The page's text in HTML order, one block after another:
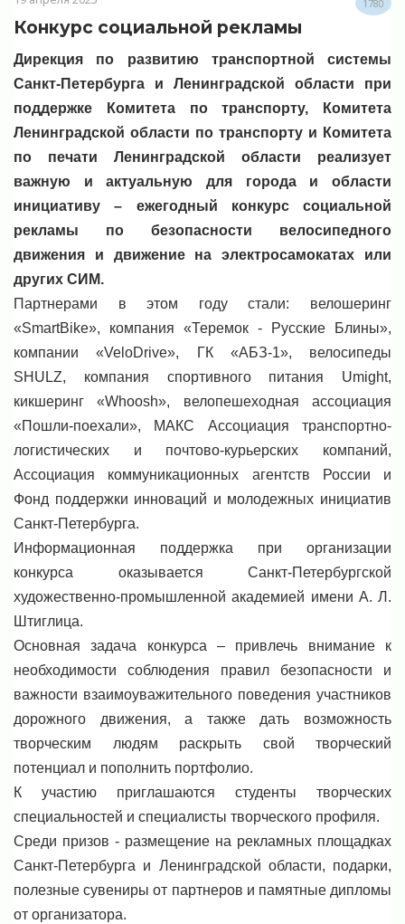
1780
Конкурс социальной рекламы
Дирекция по развитию транспортной системы
Санкт-Петербурга и Ленинградской области при
поддержке Комитета по транспорту, Комитета
Ленинградской области по транспорту и Комитета
по печати Ленинградской области реализует
важную и актуальную для города и области
инициативу – ежегодный конкурс социальной
рекламы по безопасности велосипедного
движения и движение на электросамокатах или
других СИМ.
Партнерами в этом году стали: велошеринг
«SmartBike», компания «Теремок - Русские Блины»,
компании «VeloDrive», ГК «АБЗ-1», велосипеды
SHULZ, компания спортивного питания Umight,
кикшеринг «Whoosh», велопешеходная ассоциация
«Пошли-поехали», МАКС Ассоциация транспортно-
логистических и почтово-курьерских компаний,
Ассоциация коммуникационных агентств России и
Фонд поддержки инноваций и молодежных инициатив
Санкт-Петербурга.
Информационная поддержка при организации
конкурса оказывается Санкт-Петербургской
художественно-промышленной академией имени А. Л.
Штиглица.
Основная задача конкурса – привлечь внимание к
необходимости соблюдения правил безопасности и
важности взаимоуважительного поведения участников
дорожного движения, а также дать возможность
творческим людям раскрыть свой творческий
потенциал и пополнить портфолио.
К участию приглашаются студенты творческих
специальностей и специалисты творческого профиля.
Среди призов - размещение на рекламных площадках
Санкт-Петербурга и Ленинградской области, подарки,
полезные сувениры от партнеров и памятные дипломы
от организатора.